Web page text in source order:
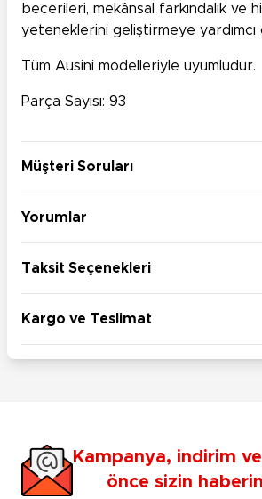
becerileri, mekânsal farkındalık ve
yeteneklerini geliştirmeye yardımcı
Tüm Ausini modelleriyle uyumludur.
Parça Sayısı: 93
Müşteri Soruları
Yorumlar
Taksit Seçenekleri
Kargo ve Teslimat
Kampanya, indirim
önce sizin